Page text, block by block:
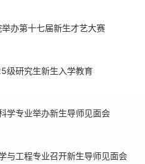
办第十七届新生才艺大赛
级研究生新生入学教育
学专业举办新生导师见面会
与工程专业召开新生导师见面会